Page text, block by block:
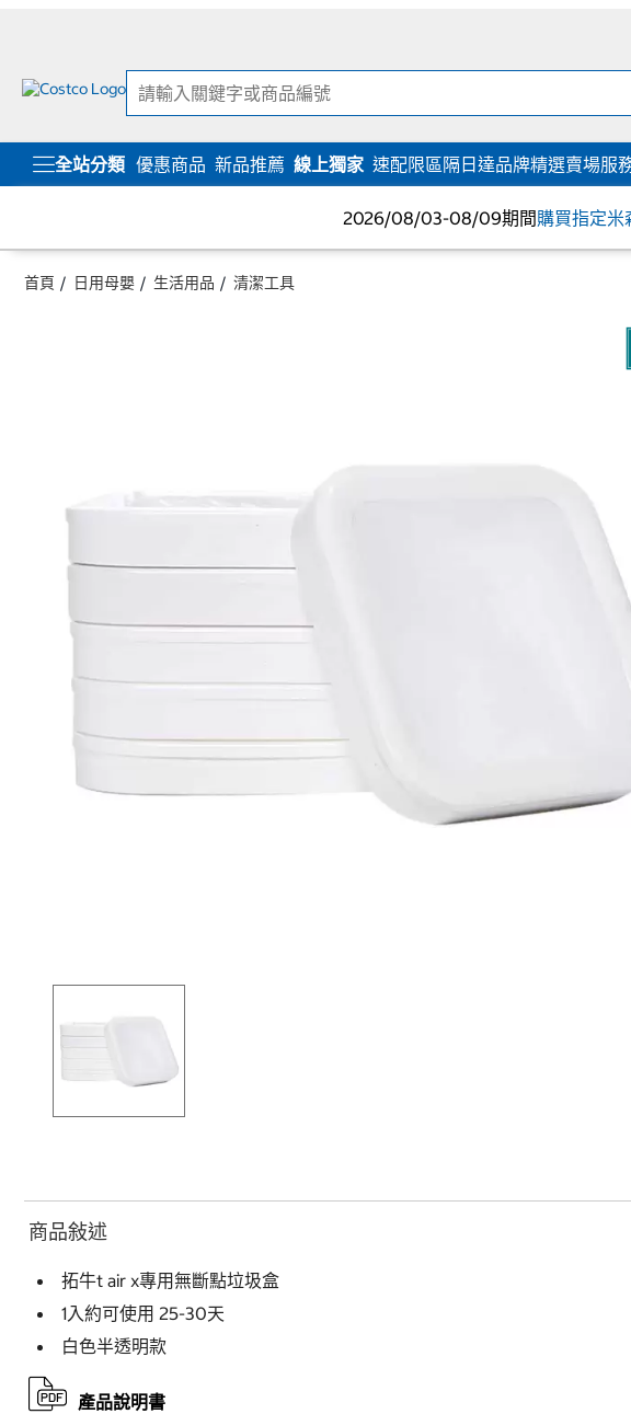
全站分類 優惠商品 新品推薦 線上獨家 速配限區隔日達品牌精選賣場服
2026/08/03-08/09期間購買指定米
首頁 日用母嬰 生活用品 清潔工具
商品敍述
拓牛t air x專用無斷點垃圾盒
1入約可使用 25-30天
白色半透明款
產品說明書